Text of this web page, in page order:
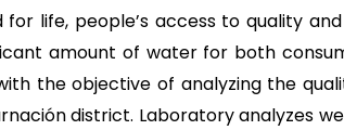
life, people’s access to quality
amount of water for both
the objective of analyzing the
district. Laboratory analyzes